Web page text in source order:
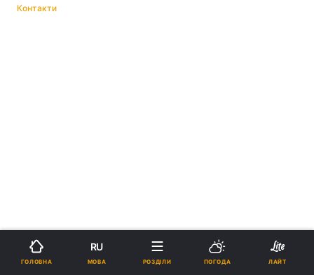
Контакти
ГОЛОВНА
RU
МОВА РОЗДІЛИ ПОГОДА ЛАЙТ